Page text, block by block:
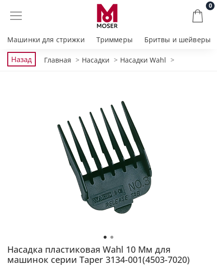
0
Машинки для стрижки Триммеры Бритвы и шейверы
Назад Главная Насадки Насадки Wahl
Насадка пластиковая Wahl 10 Мм для
машинок серии Taper 3134-001(4503-7020)